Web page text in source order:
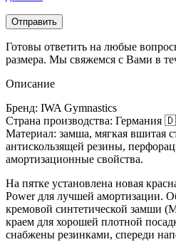
Готовы ответить на любые
размера. Мы свяжемся с Вами в
Описание
Бренд: IWA Gymnastics
Страна производства: Германия
Материал: замша, мягкая вшитая
антискользящей резины,
амортизационные свойства.
На пятке установлена новая
Power для лучшей амортизации.
кремовой синтетической замши
краем для хорошей плотной
снабжены резинками, спереди